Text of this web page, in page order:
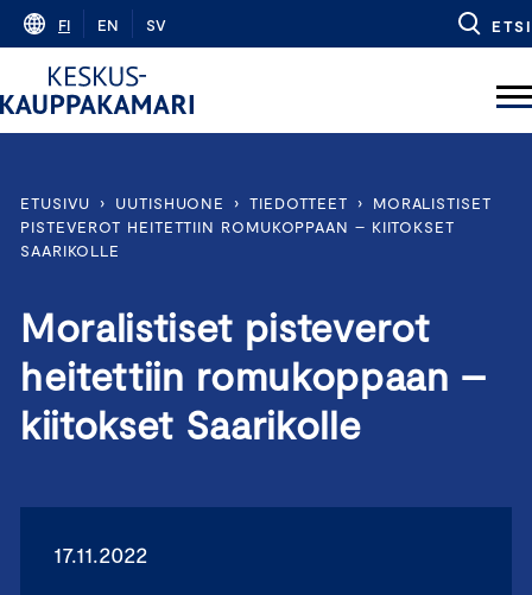
Skip
content
FI EN SV ETSI
ETUSIVU › UUTISHUONE › TIEDOTTEET ›
MORALISTISET
PISTEVEROT HEITETTIIN ROMUKOPPAAN – KIITOKSET
SAARIKOLLE
Moralistiset pisteverot
heitettiin romukoppaan –
kiitokset Saarikolle
17.11.2022